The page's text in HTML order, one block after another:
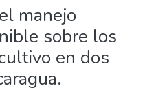
manejo
sobre los
en dos